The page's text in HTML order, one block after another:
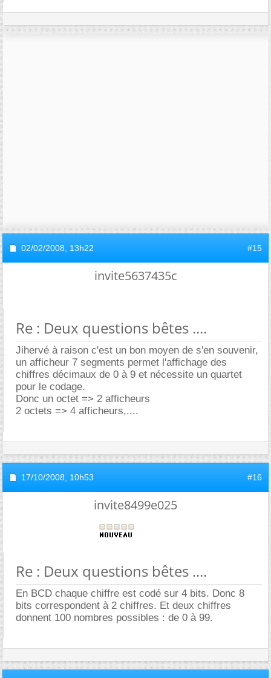
02/02/2008, 13h22 #15
invite5637435c
Re : Deux questions bêtes ....
Jihervé à raison c'est un bon moyen de s'en souvenir,
un afficheur 7 segments permet l'affichage des
chiffres décimaux de 0 à 9 et nécessite un quartet
pour le codage.
Donc un octet => 2 afficheurs
2 octets => 4 afficheurs,....
17/10/2008, 10h53 #16
invite8499e025
Re : Deux questions bêtes ....
En BCD chaque chiffre est codé sur 4 bits. Donc 8
bits correspondent à 2 chiffres. Et deux chiffres
donnent 100 nombres possibles : de 0 à 99.